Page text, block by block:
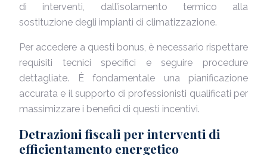
di interventi, dall’isolamento termico alla
sostituzione degli impianti di climatizzazione.
Per accedere a questi bonus, è necessario rispettare
requisiti tecnici specifici e seguire procedure
dettagliate. È fondamentale una pianificazione
accurata e il supporto di professionisti qualificati per
massimizzare i benefici di questi incentivi.
Detrazioni fiscali per interventi di
efficientamento energetico